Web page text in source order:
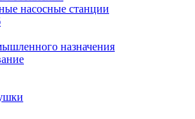
насосные станции
назначения